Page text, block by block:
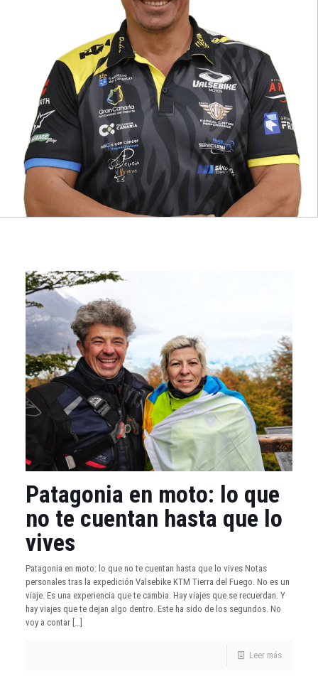
Patagonia en moto: lo que
no te cuentan hasta que lo
vives
Patagonia en moto: lo que no te cuentan hasta que lo vives Notas
personales tras la expedición Valsebike KTM Tierra del Fuego. No es un
viaje. Es una experiencia que te cambia. Hay viajes que se recuerdan. Y
hay viajes que te dejan algo dentro. Este ha sido de los segundos. No
voy a contar[…]
Leer más